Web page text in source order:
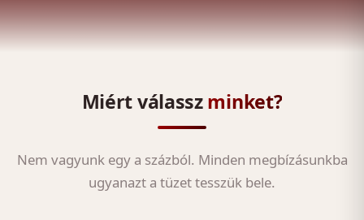
Miért válasszminket?
Nem vagyunk egy a százból. Minden megbízásunkba
ugyanazt a tüzet tesszük bele.